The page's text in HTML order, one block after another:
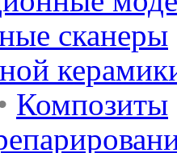
сканеры
Композиты